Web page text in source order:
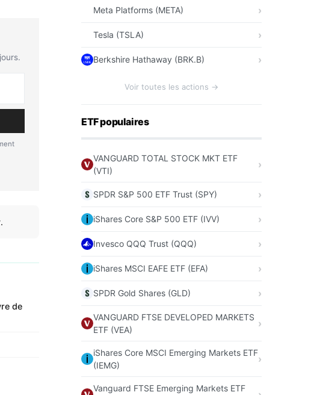
de
Meta Platforms (META)
Tesla (TSLA)
Berkshire Hathaway (BRK.B)
Voir toutes les actions →
ETF populaires
VANGUARD TOTAL STOCK MKT ETF
(VTI)
SPDR S&P 500 ETF Trust (SPY)
iShares Core S&P 500 ETF (IVV)
Invesco QQQ Trust (QQQ)
iShares MSCI EAFE ETF (EFA)
SPDR Gold Shares (GLD)
VANGUARD FTSE DEVELOPED MARKETS
ETF (VEA)
iShares Core MSCI Emerging Markets ETF
(IEMG)
Vanguard FTSE Emerging Markets ETF